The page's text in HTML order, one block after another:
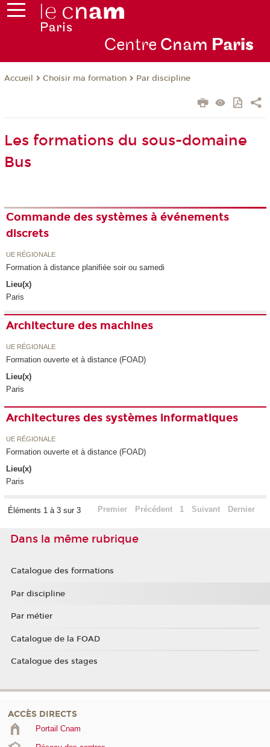
Centre Cnam Paris
Accueil Choisir ma formation Par discipline
Les formations du sous-domaine
Bus
Commande des systèmes à événements
discrets
UE RÉGIONALE
Formation à distance planifiée soir ou samedi
Lieu(x)
Paris
Architecture des machines
UE RÉGIONALE
Formation ouverte et à distance (FOAD)
Lieu(x)
Paris
Architectures des systèmes informatiques
UE RÉGIONALE
Formation ouverte et à distance (FOAD)
Lieu(x)
Paris
Éléments 1 à 3 sur 3 Premier Précédent 1 Suivant Dernier
Dans la même rubrique
Catalogue des formations
Par discipline
Par métier
Catalogue de la FOAD
Catalogue des stages
ACCÈS DIRECTS
Portail Cnam